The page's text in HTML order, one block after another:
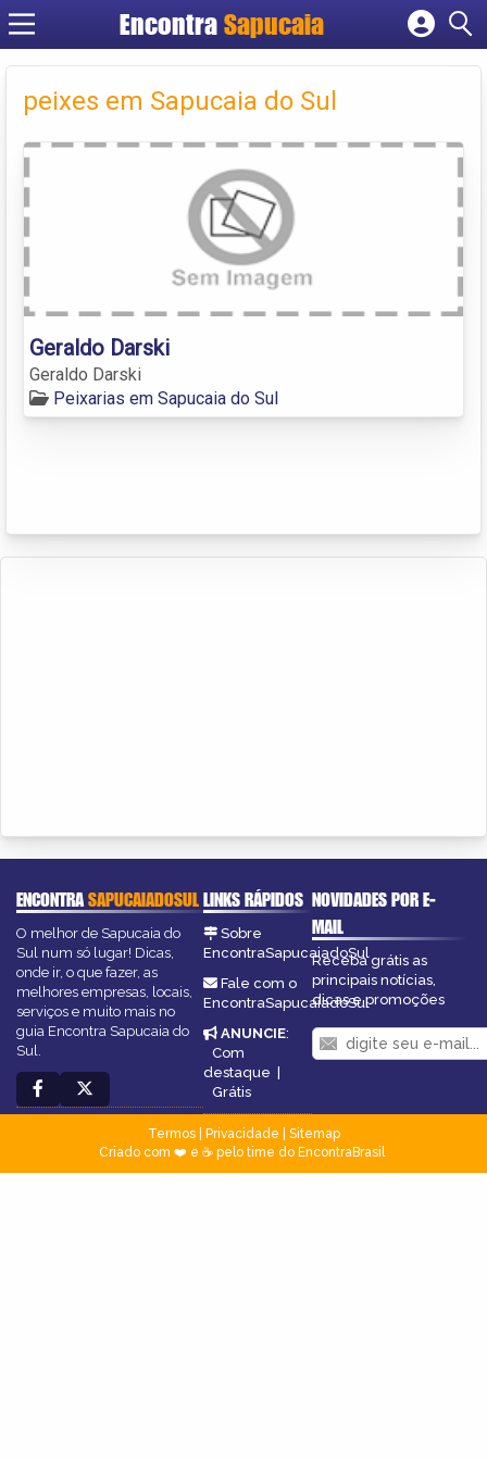
Encontra
Cadastrar empresa
Criar conta
peixes em Sapucaia do Sul
Geraldo Darski
Geraldo Darski
Peixarias em Sapucaia do Sul
ENCONTRASAPUCAIADOSUL
O melhor de Sapucaia do
Sul num só lugar! Dicas,
onde ir, o que fazer, as
melhores empresas, locais,
serviços e muito mais no
guia Encontra Sapucaia do
Sul.
LINKS RÁPIDOS
Sobre
EncontraSapucaiadoSul
Fale com o
EncontraSapucaiadoSul
ANUNCIE:
Com
destaque |
Grátis
NOVIDADES POR E-
MAIL
Receba grátis as
principais notícias,
dicas e promoções
Termos| Privacidade
Sitemap
Criado com ❤️ e ☕ pelo time do EncontraBrasil